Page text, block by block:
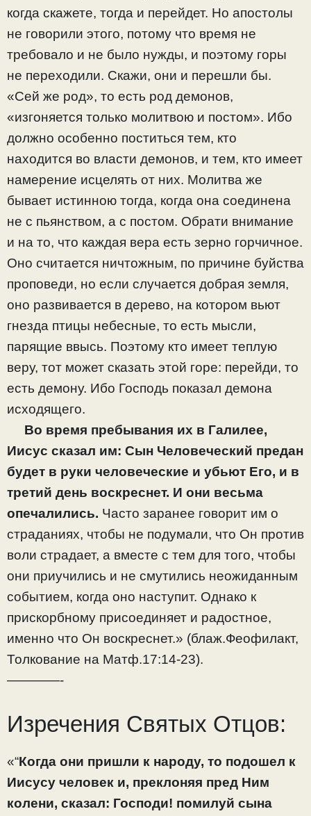
когда скажете, тогда и перейдет. Но апостолы
не говорили этого, потому что время не
требовало и не было нужды, и поэтому горы
не переходили. Скажи, они и перешли бы.
«Сей же род», то есть род демонов,
«изгоняется только молитвою и постом». Ибо
должно особенно поститься тем, кто
находится во власти демонов, и тем, кто имеет
намерение исцелять от них. Молитва же
бывает истинною тогда, когда она соединена
не с пьянством, а с постом. Обрати внимание
и на то, что каждая вера есть зерно горчичное.
Оно считается ничтожным, по причине буйства
проповеди, но если случается добрая земля,
оно развивается в дерево, на котором вьют
гнезда птицы небесные, то есть мысли,
парящие ввысь. Поэтому кто имеет теплую
веру, тот может сказать этой горе: перейди, то
есть демону. Ибо Господь показал демона
исходящего.
Во время пребывания их в Галилее,
Иисус сказал им: Сын Человеческий предан
будет в руки человеческие и убьют Его, и в
третий день воскреснет. И они весьма
опечалились. Часто заранее говорит им о
страданиях, чтобы не подумали, что Он против
воли страдает, а вместе с тем для того, чтобы
они приучились и не смутились неожиданным
событием, когда оно наступит. Однако к
прискорбному присоединяет и радостное,
именно что Он воскреснет.» (блаж.Феофилакт,
Толкование на Матф.17:14-23).
————-
Изречения Святых Отцов:
«“Когда они пришли к народу, то подошел к
Иисусу человек и, преклоняя пред Ним
колени, сказал: Господи! помилуй сына